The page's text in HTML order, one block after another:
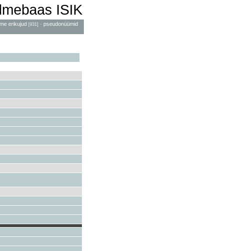
ISIK
erikujud [931] · pseudonüümid